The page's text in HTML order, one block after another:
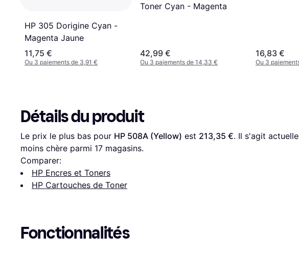
HP 305 Dorigine Cyan -
Magenta Jaune
11,75 €
Ou 3 paiements de 3,91 €
Toner Cyan - Magenta
42,99 €
Ou 3 paiements de 14,33 €
16,83 €
Ou 3
Détails du produit
Le prix le plus bas pour HP 508A (Yellow) est 213,35 €. Il s'agit
moins chère parmi 17 magasins.
Comparer:
HP Encres et Toners
HP Cartouches de Toner
Fonctionnalités